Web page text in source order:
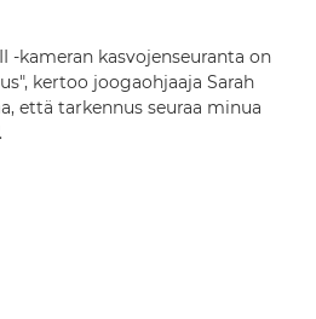
-kameran kasvojenseuranta on
kertoo joogaohjaaja Sarah
että tarkennus seuraa minua